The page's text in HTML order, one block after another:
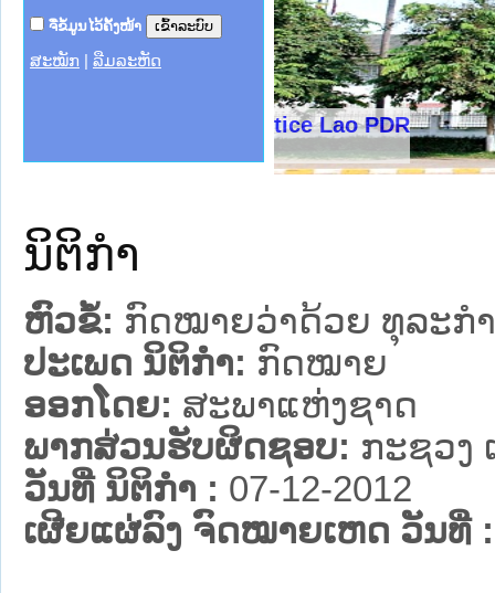
ຈື່ຂໍ້ມູນໄວ້ຄັ້ງໜ້າ
ສະໝັກ ລືມລະຫັດ
ຊາຊົນ ພາກເໜືອ
ການ
ກາງ
ກໃຕ້
ນຕຳຫຼວດປະຊາຊົນ
ສັນຕິບານປະຊາຊົນ
ກເໜືອ
ຊາຊົນ ພາກກາງ
ນິຕິກໍາ
ຫົວຂໍ້: ກົດໝາຍວ່າດ້ວຍ ທຸລະກຳ
ປະເພດ ນິຕິກໍາ: ກົດໝາຍ
ອອກໂດຍ: ສະພາແຫ່ງຊາດ
ພາກສ່ວນຮັບຜິດຊອບ: ກະຊວງ
ວັນທີ່ ນິຕິກໍາ : 07-12-2012
ເຜີຍແຜ່ລົງ ຈົດໝາຍເຫດ ວັນທີ່ :